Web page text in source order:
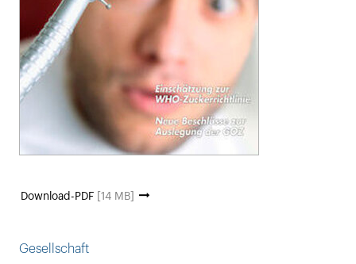
Download-PDF [14 MB]
Gesellschaft